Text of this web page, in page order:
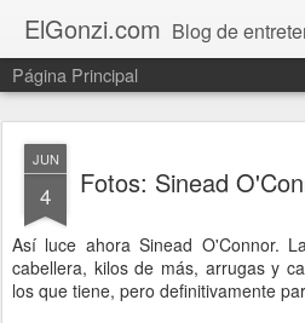
ElGonzi.com Blog de entretenimiento, chismes, humor, farándula,
Página Principal
JUN
4 Fotos: Sinead
Así luce ahora Sinead O'Connor.
cabellera, kilos de más, arrugas y
los que tiene, pero definitivamente